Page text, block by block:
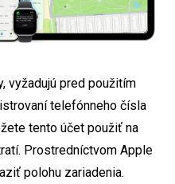
vyžadujú pred použitím
telefónneho čísla
tento účet použiť na
Prostredníctvom Apple
polohu zariadenia.